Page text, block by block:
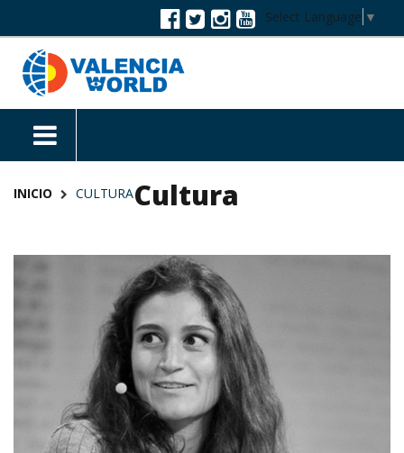
Select Language ▼
Cultura
INICIO CULTURA